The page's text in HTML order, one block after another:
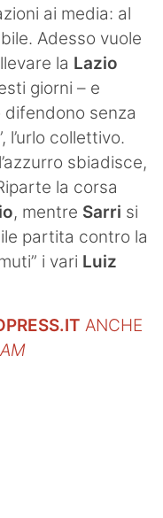
ai media: al
Adesso vuole
la Lazio
giorni – e
senza
l’urlo collettivo.
sbiadisce,
la corsa
, mentre Sarri si
partita contro la
i vari Luiz
ANCHE